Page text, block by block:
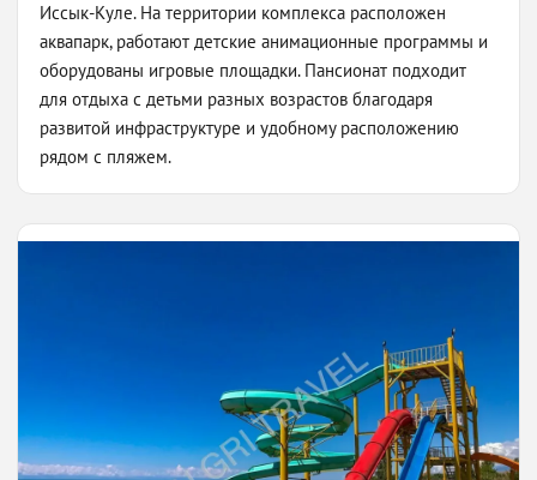
Иссык-Куле. На территории комплекса расположен
аквапарк, работают детские анимационные программы и
оборудованы игровые площадки. Пансионат подходит
для отдыха с детьми разных возрастов благодаря
развитой инфраструктуре и удобному расположению
рядом с пляжем.